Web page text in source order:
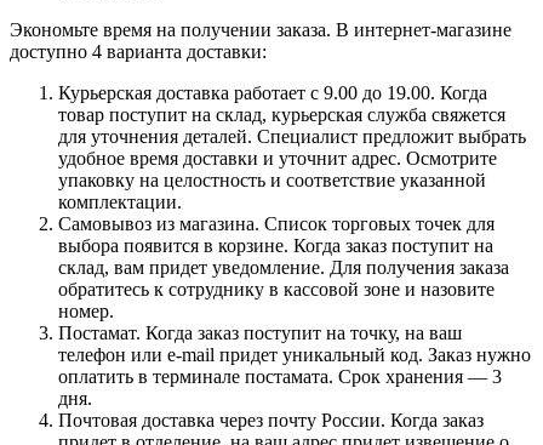
Экономьте время на получении заказа. В интернет-магазине
доступно 4 варианта доставки:
Курьерская доставка работает с 9.00 до 19.00. Когда
товар поступит на склад, курьерская служба свяжется
для уточнения деталей. Специалист предложит выбрать
удобное время доставки и уточнит адрес. Осмотрите
упаковку на целостность и соответствие указанной
комплектации.
Самовывоз из магазина. Список торговых точек для
выбора появится в корзине. Когда заказ поступит на
склад, вам придет уведомление. Для получения заказа
обратитесь к сотруднику в кассовой зоне и назовите
номер.
Постамат. Когда заказ поступит на точку, на ваш
телефон или e-mail придет уникальный код. Заказ нужно
оплатить в терминале постамата. Срок хранения — 3
дня.
Почтовая доставка через почту России. Когда заказ